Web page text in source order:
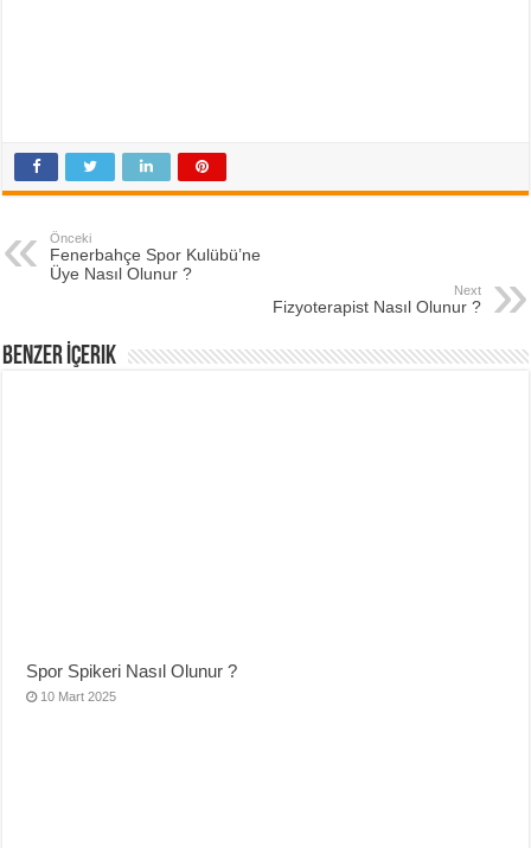
Önceki
Fenerbahçe Spor Kulübü’ne
Üye Nasıl Olunur ?
Next
Fizyoterapist Nasıl Olunur ?
Benzer İçerik
Spor Spikeri Nasıl Olunur ?
10 Mart 2025